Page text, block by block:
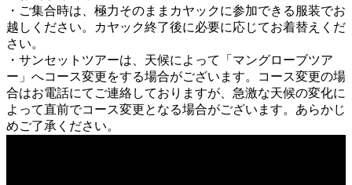
・ご集合時は、極力そのままカヤックに参加できる服装でお
越しください。カヤック終了後に必要に応じてお着替えくだ
さい。
・サンセットツアーは、天候によって「マングローブツア
ー」へコース変更をする場合がございます。コース変更の場
合はお電話にてご連絡しておりますが、急激な天候の変化に
よって直前でコース変更となる場合がございます。あらかじ
めご了承ください。